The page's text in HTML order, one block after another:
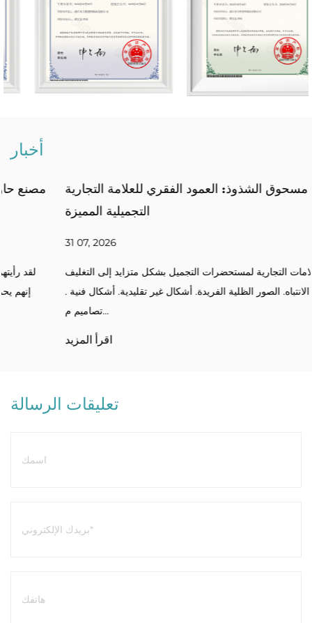
أخبار
حالة مسحوق الشذوذ: العمود الفقري للعلامة التجارية
التجميلية المميزة
تسعى العلامات التجارية لمستحضرات التجميل بشكل متزايد إلى التغليف
الذي يجذب الانتباه. الصور الظلية الفريدة. أشكال غير تقليدية. أشكال فنية .
تعليقات الرسالة